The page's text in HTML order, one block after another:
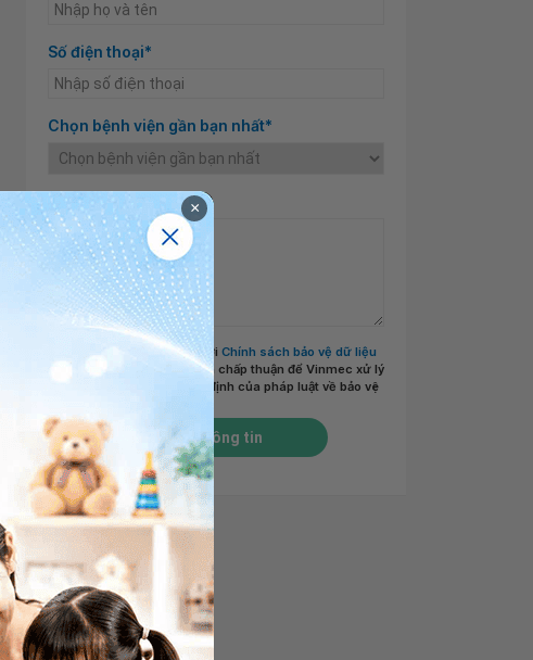
Số điện thoại*
Chọn bệnh viện gần bạn nhất*
Nội dung cần tư vấn
Tôi đã đọc và đồng ý với Chính sách bảo vệ dữ liệu
cá nhân của Vinmecvà chấp thuận để Vinmec xử lý
DLCN của tôi theo quy định của pháp luật về bảo vệ
Gửi thông tin
×